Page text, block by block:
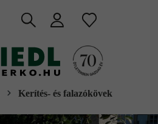
Kerítés- és falazókövek